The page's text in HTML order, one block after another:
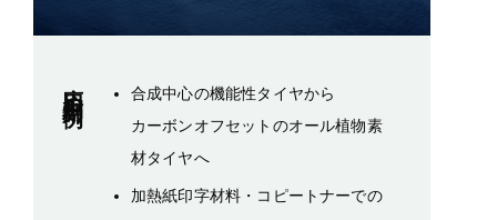
応用利用例
合成中心の機能性タイヤから
カーボンオフセットのオール植物素
材タイヤへ
加熱紙印字材料・コピートナーでの